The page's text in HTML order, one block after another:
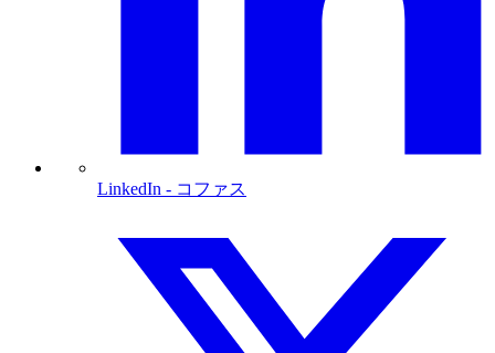
LinkedIn - コファス